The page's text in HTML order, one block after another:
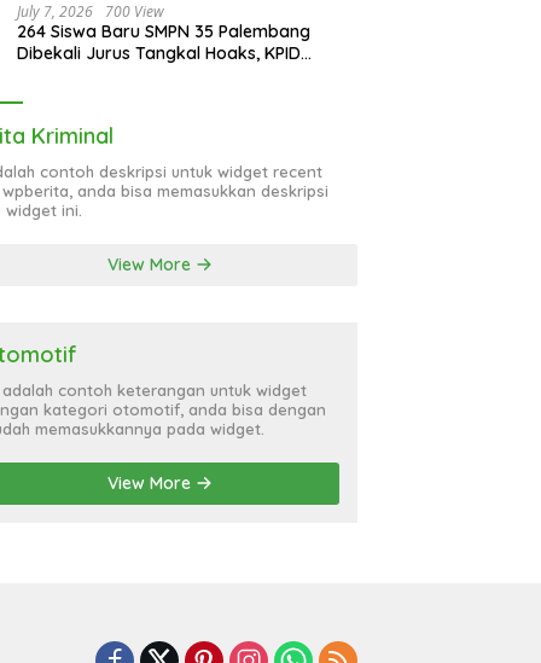
July 7, 2026 700 View
264 Siswa Baru SMPN 35 Palembang
Dibekali Jurus Tangkal Hoaks, KPID
Kriminal
contoh deskripsi untuk widget recent
anda bisa memasukkan deskripsi
widget ini.
View More
adalah contoh keterangan untuk widget
kategori otomotif, anda bisa dengan
memasukkannya pada widget.
View More